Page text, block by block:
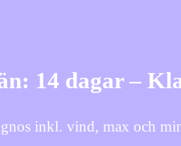
14 dagar –
inkl. vind, max och